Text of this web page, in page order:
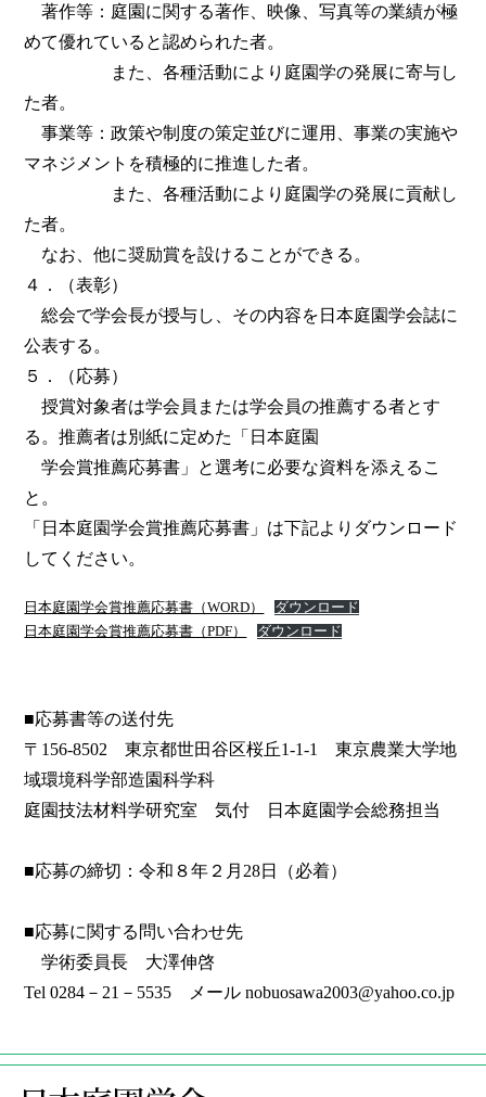
著作等：庭園に関する著作、映像、写真等の業績が極
めて優れていると認められた者。
また、各種活動により庭園学の発展に寄与し
た者。
事業等：政策や制度の策定並びに運用、事業の実施や
マネジメントを積極的に推進した者。
また、各種活動により庭園学の発展に貢献し
た者。
なお、他に奨励賞を設けることができる。
４．（表彰）
総会で学会長が授与し、その内容を日本庭園学会誌に
公表する。
５．（応募）
授賞対象者は学会員または学会員の推薦する者とす
る。推薦者は別紙に定めた「日本庭園
学会賞推薦応募書」と選考に必要な資料を添えるこ
と。
「日本庭園学会賞推薦応募書」は下記よりダウンロード
してください。
日本庭園学会賞推薦応募書（WORD）
ダウンロード
日本庭園学会賞推薦応募書（PDF）
ダウンロード
■応募書等の送付先
〒156-8502 東京都世田谷区桜丘1-1-1 東京農業大学地
域環境科学部造園科学科
庭園技法材料学研究室 気付 日本庭園学会総務担当
■応募の締切：令和８年２月28日（必着）
■応募に関する問い合わせ先
学術委員長 大澤伸啓
Tel 0284－21－5535 メール nobuosawa2003@yahoo.co.jp